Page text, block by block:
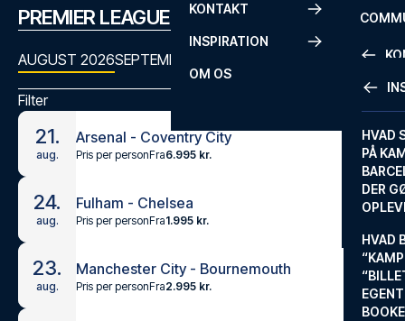
KONTAKT
FAQ
INSPIRATION
HVAD
PÅ
DER
HVAD
OM OS
PREMIER LEAGUE KAMPPROGRAM
AUGUST 2026SEPTEMBER 2026
Filter
21.
aug.
Arsenal - Coventry City
Pris per personFra6.995 kr.
24.
aug.
Fulham - Chelsea
Pris per personFra1.995 kr.
23.
aug.
Manchester City - Bournemouth
Pris per personFra2.995 kr.